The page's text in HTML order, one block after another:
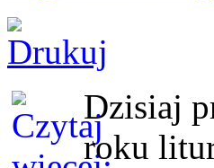
Dzisiaj
roku